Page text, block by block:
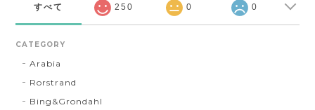
すべて 250 0 0
CATEGORY
Arabia
Rorstrand
Bing&Grondahl